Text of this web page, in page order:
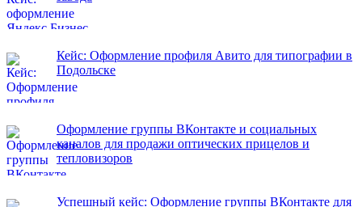
Кейс: Оформление профиля Авито для типографии в
Подольске
Оформление группы ВКонтакте и социальных
каналов для продажи оптических прицелов и
тепловизоров
Успешный кейс: Оформление группы ВКонтакте для